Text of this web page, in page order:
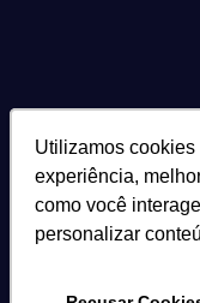
Utilizamos
experiência,
como você
personalizar
Utilizamos
experiência,
como você
personalizar